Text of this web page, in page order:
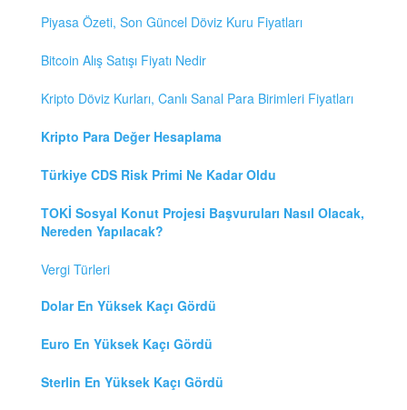
Piyasa Özeti, Son Güncel Döviz Kuru Fiyatları
Bitcoin Alış Satışı Fiyatı Nedir
Kripto Döviz Kurları, Canlı Sanal Para Birimleri Fiyatları
Kripto Para Değer Hesaplama
Türkiye CDS Risk Primi Ne Kadar Oldu
TOKİ Sosyal Konut Projesi Başvuruları Nasıl Olacak,
Nereden Yapılacak?
Vergi Türleri
Dolar En Yüksek Kaçı Gördü
Euro En Yüksek Kaçı Gördü
Sterlin En Yüksek Kaçı Gördü